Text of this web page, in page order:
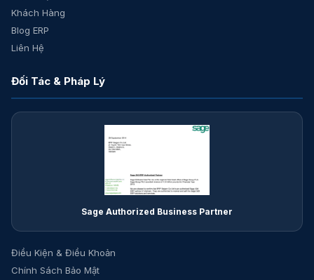
Khách Hàng
Blog ERP
Liên Hệ
Đối Tác & Pháp Lý
Sage Authorized Business Partner
Điều Kiện & Điều Khoản
Chính Sách Bảo Mật